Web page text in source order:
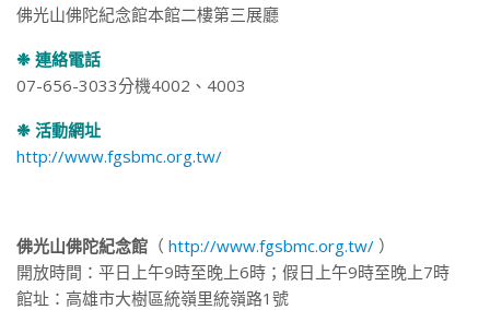
佛光山佛陀紀念館本館二樓第三展廳
❉ 連絡電話
07-656-3033分機4002、4003
❉ 活動網址
http://www.fgsbmc.org.tw/
佛光山佛陀紀念館 （ http://www.fgsbmc.org.tw/ ）
開放時間：平日上午9時至晚上6時；假日上午9時至晚上7時
館址：高雄市大樹區統嶺里統嶺路1號